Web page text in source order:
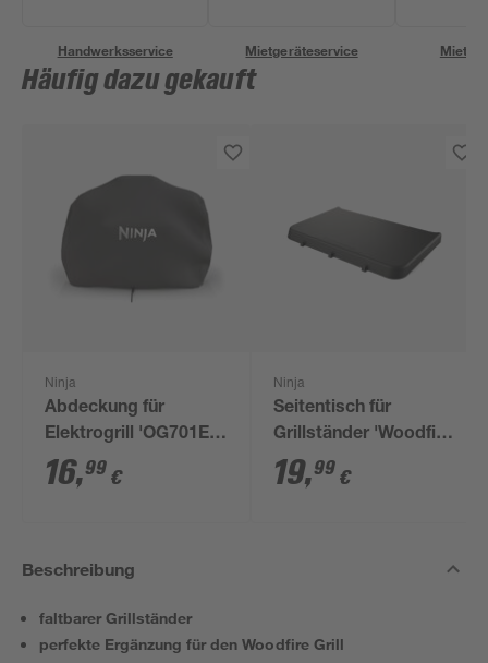
Handwerksservice Mietgeräteservice
Häufig dazu gekauft
Ninja
Abdeckung für
Elektrogrill 'OG701EU'
25 x 49 x 44 cm
16,99 €
Ninja
Seitentisch für
Grillständer 'Woodfire
Outdoor Ofen'
Aluminium 4,3 x 37,4 x
19,99 €
Beschreibung
faltbarer Grillständer
perfekte Ergänzung für den Woodfire Grill